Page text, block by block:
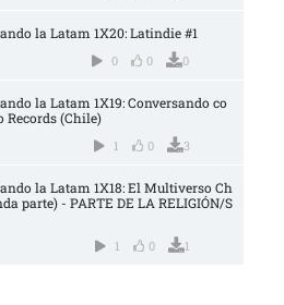
la Latam 1X20: Latindie #1
0 0 0
la Latam 1X19: Conversando co
Records (Chile)
1 0 3
la Latam 1X18: El Multiverso Ch
parte) - PARTE DE LA RELIGIÓN/S
1 0 1